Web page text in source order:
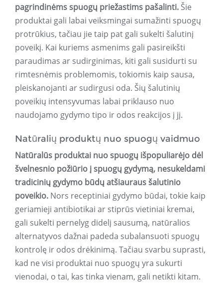
pagrindinėms spuogų priežastims pašalinti. Šie
produktai gali labai veiksmingai sumažinti spuogų
protrūkius, tačiau jie taip pat gali sukelti šalutinį
poveikį. Kai kuriems asmenims gali pasireikšti
paraudimas ar sudirginimas, kiti gali susidurti su
rimtesnėmis problemomis, tokiomis kaip sausa,
pleiskanojanti ar sudirgusi oda. Šių šalutinių
poveikių intensyvumas labai priklauso nuo
naudojamo gydymo tipo ir odos reakcijos į jį.
Natūralių produktų nuo spuogų vaidmuo
Natūralūs produktai nuo spuogų išpopuliarėjo dėl
švelnesnio požiūrio į spuogų gydymą, nesukeldami
tradicinių gydymo būdų atšiauraus šalutinio
poveikio. Nors receptiniai gydymo būdai, tokie kaip
geriamieji antibiotikai ar stiprūs vietiniai kremai,
gali sukelti pernelyg didelį sausumą, natūralios
alternatyvos dažnai padeda subalansuoti spuogų
kontrolę ir odos drėkinimą. Tačiau svarbu suprasti,
kad ne visi produktai nuo spuogų yra sukurti
vienodai, o tai, kas tinka vienam, gali netikti kitam.